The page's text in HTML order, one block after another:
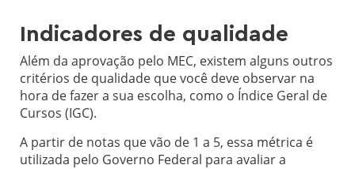
Indicadores de qualidade
Além da aprovação pelo MEC, existem alguns outros
critérios de qualidade que você deve observar na
hora de fazer a sua escolha, como o Índice Geral de
Cursos (IGC).
A partir de notas que vão de 1 a 5, essa métrica é
utilizada pelo Governo Federal para avaliar a